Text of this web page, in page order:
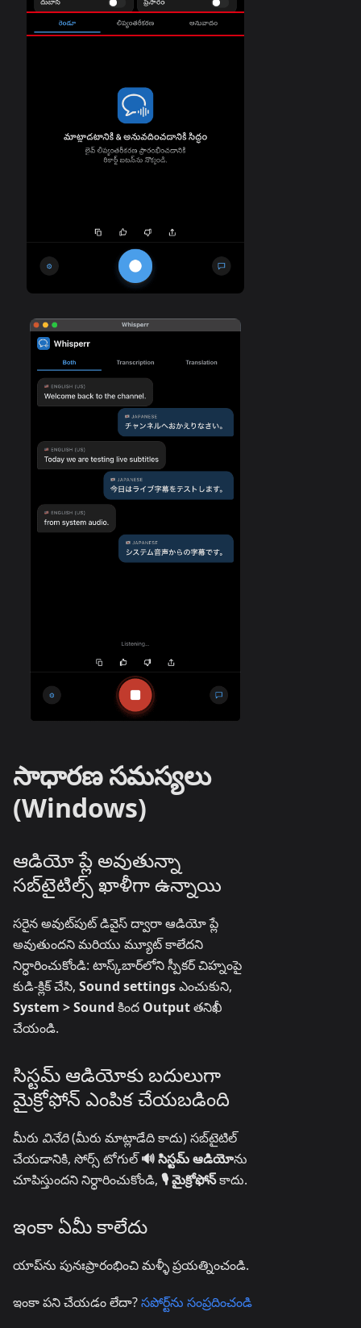
సాధారణ సమస్యలు
(Windows)
ఆడియో ప్లే అవుతున్నా
సబ్‌టైటిల్స్ ఖాళీగా ఉన్నాయి
సరైన అవుట్‌పుట్ డివైస్ ద్వారా ఆడియో ప్లే
అవుతుందని మరియు మ్యూట్ కాలేదని
నిర్ధారించుకోండి: టాస్క్‌బార్‌లోని స్పీకర్ చిహ్నంపై
కుడి-క్లిక్ చేసి, Sound settingsఎంచుకుని,
System > Sound కింద Outputతనిఖీ
చేయండి.
సిస్టమ్ ఆడియోకు బదులుగా
మైక్రోఫోన్ ఎంపిక చేయబడింది
మీరు వినేది(మీరు మాట్లాడేది కాదు) సబ్‌టైటిల్
చేయడానికి, సోర్స్ టోగుల్🔊 సిస్టమ్ ఆడియోను
చూపిస్తుందని నిర్ధారించుకోండి, 🎙️ మైక్రోఫోన్కాదు.
ఇంకా ఏమీ కాలేదు
యాప్‌ను పునఃప్రారంభించి మళ్ళీ ప్రయత్నించండి.
ఇంకా పని చేయడం లేదా?సపోర్ట్‌ను సంప్రదించండి